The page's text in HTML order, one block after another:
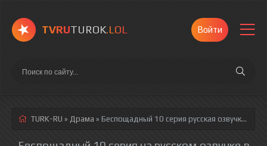
TVRUTUROK.LOL Войти
TURK-RU » Драма » Беспощадный 10 серия русская озвучка полностью смотреть онлайн!